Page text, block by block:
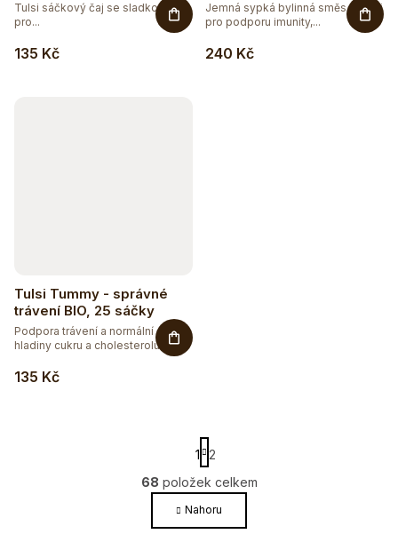
135 Kč
Tulsi sáčkový čaj se sladkou růží
pro...
240 Kč
Jemná sypká bylinná směs s Tulsi
pro podporu imunity,...
Tulsi Tummy - správné
trávení BIO, 25 sáčky
135 Kč
Podpora trávení a normální
hladiny cukru a cholesterolu v...
Hydratujte chytře 💦
O
v
S
t
r
á
n
k
1
2
68 položek celkem
Nahoru